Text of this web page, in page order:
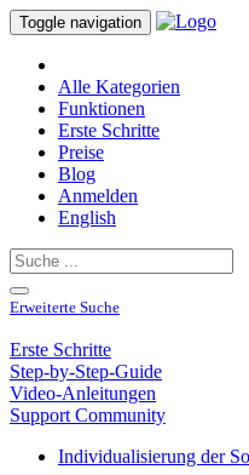
Toggle navigation
Alle Kategorien
Funktionen
Erste Schritte
Preise
Blog
Anmelden
English
Erweiterte Suche
Erste Schritte
Step-by-Step-Guide
Video-Anleitungen
Support Community
Individualisierung der